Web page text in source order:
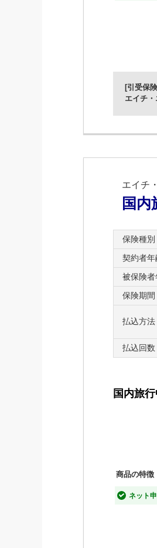
【特長
[引受保
エイチ
エイチ
国内
保険種別
契約者年
被保険者
保険期間
払込方法
払込回数
国内旅
【特長1
【特長
商品の特徴
ネット